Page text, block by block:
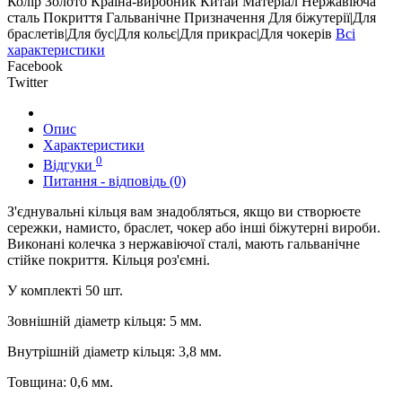
сталь Покриття Гальванічне Призначення Для біжутерії|Для
браслетів|Для бус|Для кольє|Для прикрас|Для чокерів Всі
характеристики
Facebook
Twitter
Опис
Характеристики
Відгуки 0
Питання - відповідь (0)
З'єднувальні кільця вам знадобляться, якщо ви створюєте
сережки, намисто, браслет, чокер або інші біжутерні вироби.
Виконані колечка з нержавіючої сталі, мають гальванічне
стійке покриття. Кільця роз'ємні.
У комплекті 50 шт.
Зовнішній діаметр кільця: 5 мм.
Внутрішній діаметр кільця: 3,8 мм.
Товщина: 0,6 мм.